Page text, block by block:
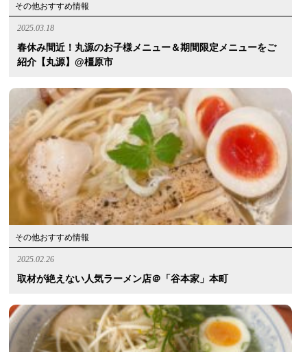
その他おすすめ情報
2025.03.18
春休み間近！丸源のお子様メニュー＆期間限定メニューをご
紹介【丸源】@橿原市
その他おすすめ情報
2025.02.26
取材が絶えない人気ラーメン店＠「谷本家」本町